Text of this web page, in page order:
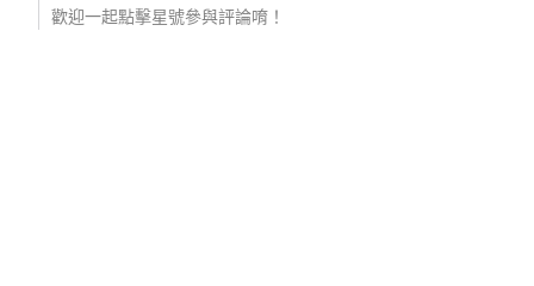
歡迎一起點擊星號參與評論唷！